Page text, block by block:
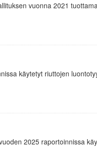
vuonna 2021
käytetyt riuttojen
2025 raportoinnissa